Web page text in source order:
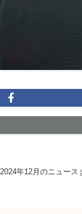
2024年12月のニュース